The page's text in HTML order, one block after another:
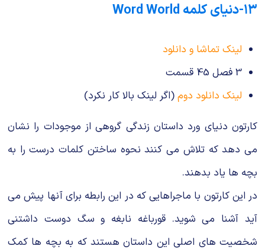
۱۳-دنیای کلمه Word World
لینک تماشا و دانلود
3 فصل 45 قسمت
لینک دانلود دوم (اگر لینک بالا کار نکرد)
کارتون دنیای ورد داستان زندگی گروهی از موجودات را نشان
می دهد که تلاش می کنند نحوه ساختن کلمات درست را به
بچه ها یاد بدهند.
در این کارتون با ماجراهایی که در این رابطه برای آنها پیش می
آید آشنا می شوید. قورباغه نابغه و سگ دوست داشتنی
شخصیت های اصلی این داستان هستند که به بچه ها کمک